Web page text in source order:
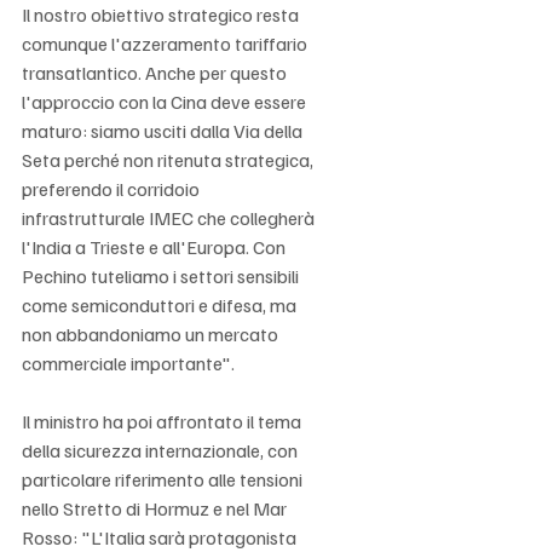
Il nostro obiettivo strategico resta
comunque l'azzeramento tariffario
transatlantico. Anche per questo
l'approccio con la Cina deve essere
maturo: siamo usciti dalla Via della
Seta perché non ritenuta strategica,
preferendo il corridoio
infrastrutturale IMEC che collegherà
l'India a Trieste e all'Europa. Con
Pechino tuteliamo i settori sensibili
come semiconduttori e difesa, ma
non abbandoniamo un mercato
commerciale importante".
Il ministro ha poi affrontato il tema
della sicurezza internazionale, con
particolare riferimento alle tensioni
nello Stretto di Hormuz e nel Mar
Rosso: "L'Italia sarà protagonista